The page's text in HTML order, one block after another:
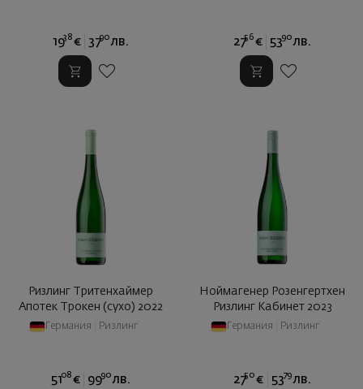
1938 € 3790 лв. 2756 € 5390 лв.
Ризлинг Тритенхаймер
Апотек Трокен (сухо) 2022
Германия Ризлинг
5108 € 9990 лв.
Ноймагенер Розенгертхен
Ризлинг Кабинет 2023
Германия Ризлинг
2750 € 5379 лв.